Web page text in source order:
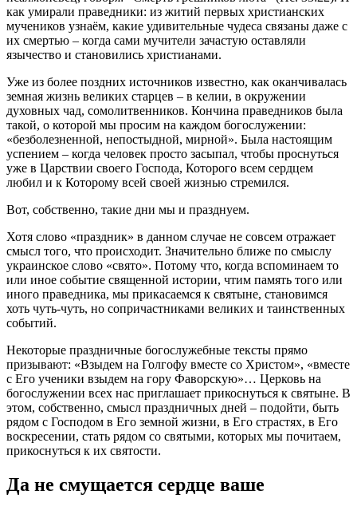
как умирали праведники: из житий первых христианских
мучеников узнаём, какие удивительные чудеса связаны даже с
их смертью – когда сами мучители зачастую оставляли
язычество и становились христианами.
Уже из более поздних источников известно, как оканчивалась
земная жизнь великих старцев – в келии, в окружении
духовных чад, сомолитвенников. Кончина праведников была
такой, о которой мы просим на каждом богослужении:
«безболезненной, непостыдной, мирной». Была настоящим
успением – когда человек просто засыпал, чтобы проснуться
уже в Царствии своего Господа, Которого всем сердцем
любил и к Которому всей своей жизнью стремился.
Вот, собственно, такие дни мы и празднуем.
Хотя слово «праздник» в данном случае не совсем отражает
смысл того, что происходит. Значительно ближе по смыслу
украинское слово «свято». Потому что, когда вспоминаем то
или иное событие священной истории, чтим память того или
иного праведника, мы прикасаемся к святыне, становимся
хоть чуть-чуть, но сопричастниками великих и таинственных
событий.
Некоторые праздничные богослужебные тексты прямо
призывают: «Взыдем на Голгофу вместе со Христом», «вместе
с Его ученики взыдем на гору Фаворскую»… Церковь на
богослужении всех нас приглашает прикоснуться к святыне. В
этом, собственно, смысл праздничных дней – подойти, быть
рядом с Господом в Его земной жизни, в Его страстях, в Его
воскресении, стать рядом со святыми, которых мы почитаем,
прикоснуться к их святости.
Да не смущается сердце ваше